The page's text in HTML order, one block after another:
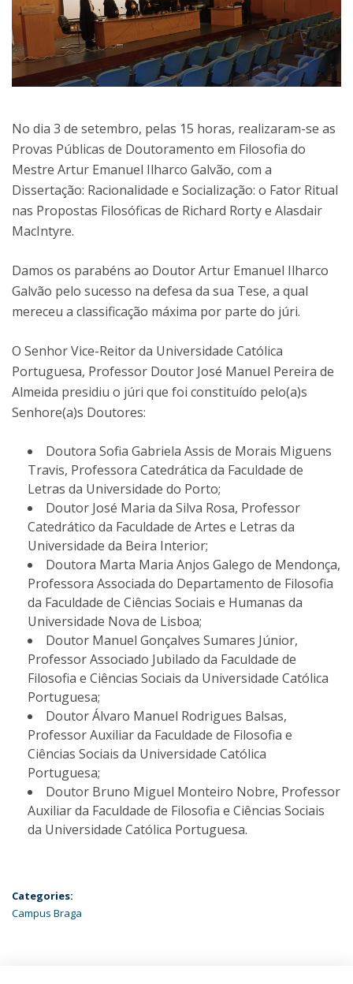
No dia 3 de setembro, pelas 15 horas, realizaram-se as
Provas Públicas de Doutoramento em Filosofia do
Mestre Artur Emanuel Ilharco Galvão, com a
Dissertação: Racionalidade e Socialização: o Fator Ritual
nas Propostas Filosóficas de Richard Rorty e Alasdair
MacIntyre.
Damos os parabéns ao Doutor Artur Emanuel Ilharco
Galvão pelo sucesso na defesa da sua Tese, a qual
mereceu a classificação máxima por parte do júri.
O Senhor Vice-Reitor da Universidade Católica
Portuguesa, Professor Doutor José Manuel Pereira de
Almeida presidiu o júri que foi constituído pelo(a)s
Senhore(a)s Doutores:
Doutora Sofia Gabriela Assis de Morais Miguens
Travis, Professora Catedrática da Faculdade de
Letras da Universidade do Porto;
Doutor José Maria da Silva Rosa, Professor
Catedrático da Faculdade de Artes e Letras da
Universidade da Beira Interior;
Doutora Marta Maria Anjos Galego de Mendonça,
Professora Associada do Departamento de Filosofia
da Faculdade de Ciências Sociais e Humanas da
Universidade Nova de Lisboa;
Doutor Manuel Gonçalves Sumares Júnior,
Professor Associado Jubilado da Faculdade de
Filosofia e Ciências Sociais da Universidade Católica
Portuguesa;
Doutor Álvaro Manuel Rodrigues Balsas,
Professor Auxiliar da Faculdade de Filosofia e
Ciências Sociais da Universidade Católica
Portuguesa;
Doutor Bruno Miguel Monteiro Nobre, Professor
Auxiliar da Faculdade de Filosofia e Ciências Sociais
da Universidade Católica Portuguesa.
Categories:
Campus Braga